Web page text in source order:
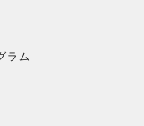
ラム